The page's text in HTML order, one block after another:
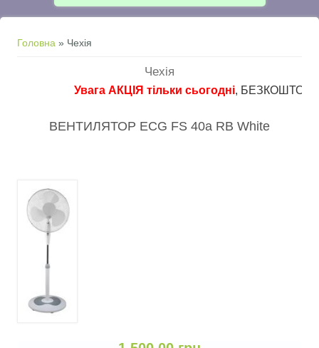
Ви є тут
Головна » Чехія
Чехія
Увага АКЦІЯ тільки сьогодні, БЕЗКОШТОВНА
ВЕНТИЛЯТОР ECG FS 40a RB White